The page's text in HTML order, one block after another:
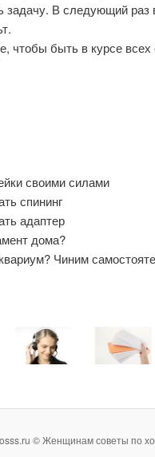
В следующий раз
чтобы быть в курсе
своими силами
спининг
адаптер
дома?
Чиним
© Женщинам советы по